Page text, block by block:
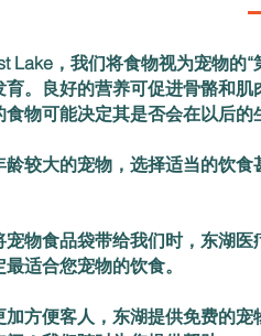
Lake，我们将食物视为宠物的
育。良好的营养可促进骨骼和
食物可能决定其是否会在以后
龄较大的宠物，选择适当的饮
宠物食品袋带给我们时，东湖
最适合您宠物的饮食。
加方便客人，东湖提供免费的